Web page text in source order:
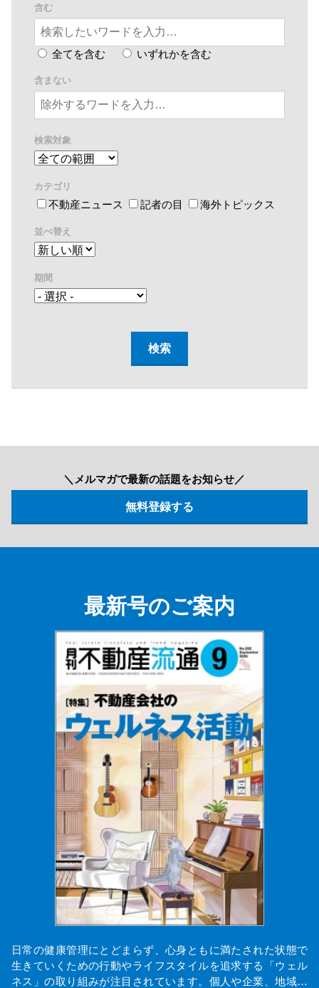
含む
全てを含む いずれかを含む
含まない
検索対象
カテゴリ
不動産ニュース 記者の目 海外トピックス
並べ替え
期間
＼メルマガで最新の話題をお知らせ／
最新号のご案内
日常の健康管理にとどまらず、心身ともに満たされた状態で
生きていくための行動やライフスタイルを追求する「ウェル
ネス」の取り組みが注目されています。個人や企業、地域…